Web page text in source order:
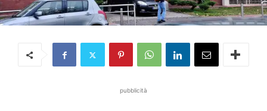
pubblicità